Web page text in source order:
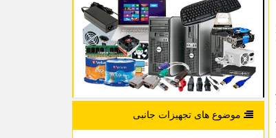
موضوع های تجهیزات جانبی